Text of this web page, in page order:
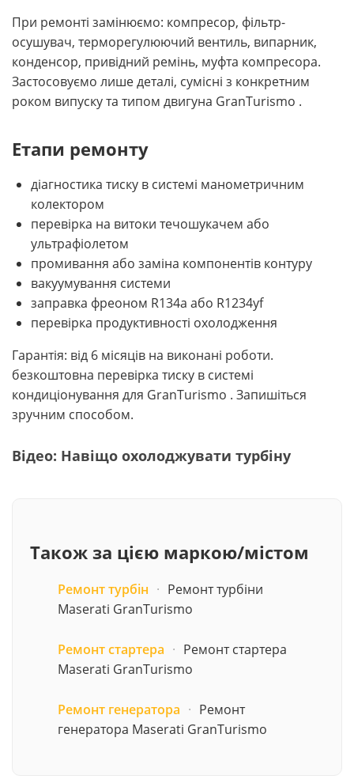
При ремонті замінюємо: компресор, фільтр-
осушувач, терморегулюючий вентиль, випарник,
конденсор, привідний ремінь, муфта компресора.
Застосовуємо лише деталі, сумісні з конкретним
роком випуску та типом двигуна GranTurismo .
Етапи ремонту
діагностика тиску в системі манометричним
колектором
перевірка на витоки течошукачем або
ультрафіолетом
промивання або заміна компонентів контуру
вакуумування системи
заправка фреоном R134a або R1234yf
перевірка продуктивності охолодження
Гарантія: від 6 місяців на виконані роботи.
безкоштовна перевірка тиску в системі
кондиціонування для GranTurismo . Запишіться
зручним способом.
Відео: Навіщо охолоджувати турбіну
Також за цією маркою/містом
Ремонт турбін · Ремонт турбіни
Maserati GranTurismo
Ремонт стартера · Ремонт стартера
Maserati GranTurismo
Ремонт генератора · Ремонт
генератора Maserati GranTurismo